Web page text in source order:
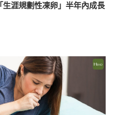
涯規劃性凍卵」半年內成長